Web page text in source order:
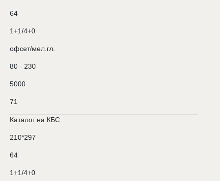
64
1+1/4+0
офсет/мел.гл.
80 - 230
5000
71
Каталог на КБС
210*297
64
1+1/4+0